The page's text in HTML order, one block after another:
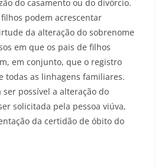
do casamento ou do divórcio.
podem acrescentar
da alteração do sobrenome
em que os pais de filhos
em conjunto, que o registro
todas as linhagens familiares.
ser possível a alteração do
solicitada pela pessoa viúva,
da certidão de óbito do